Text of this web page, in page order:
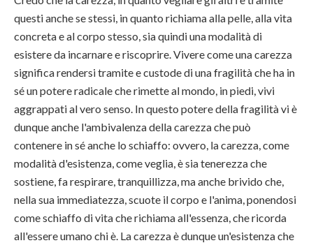
questi anche se stessi, in quanto richiama alla pelle, alla vita
concreta e al corpo stesso, sia quindi una modalità di
esistere da incarnare e riscoprire. Vivere come una carezza
significa rendersi tramite e custode di una fragilità che ha in
sé un potere radicale che rimette al mondo, in piedi, vivi
aggrappati al vero senso. In questo potere della fragilità vi è
dunque anche l'ambivalenza della carezza che può
contenere in sé anche lo schiaffo: ovvero, la carezza, come
modalità d'esistenza, come veglia, è sia tenerezza che
sostiene, fa respirare, tranquillizza, ma anche brivido che,
nella sua immediatezza, scuote il corpo e l'anima, ponendosi
come schiaffo di vita che richiama all'essenza, che ricorda
all'essere umano chi è. La carezza è dunque un'esistenza che